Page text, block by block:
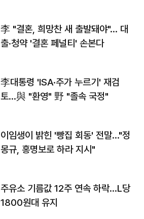
李 "결혼, 희망찬 새 출발돼야"… 대
출·청약 '결혼 페널티' 손본다
李대통령 'ISA·주가 누르기' 재검
토…與 "환영" 野 "졸속 국정"
이임생이 밝힌 '빵집 회동' 전말…"정
몽규, 홍명보로 하라 지시"
주유소 기름값 12주 연속 하락…L당
1800원대 유지